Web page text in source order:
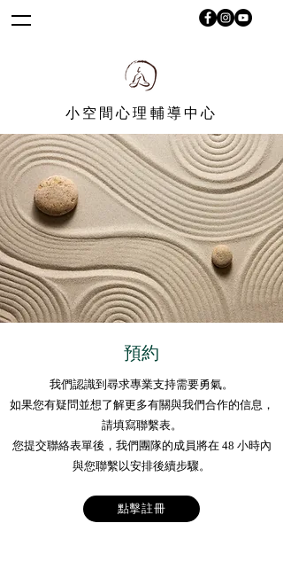
小空間心理輔導中心
預約
我們認識到尋求專業支持需要勇氣。
如果您有疑問並想了解更多有關與我們合作的信息，
請填寫聯繫表。
您提交聯絡表單後，我們團隊的成員將在 48 小時內
與您聯繫以安排後續步驟。
點擊註冊